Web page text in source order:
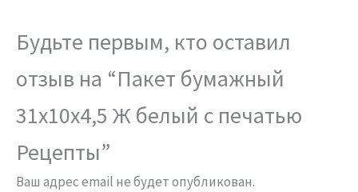
Будьте первым, кто оставил
отзыв на “Пакет бумажный
31х10х4,5 Ж белый с печатью
Рецепты”
Ваш адрес email не будет опубликован.